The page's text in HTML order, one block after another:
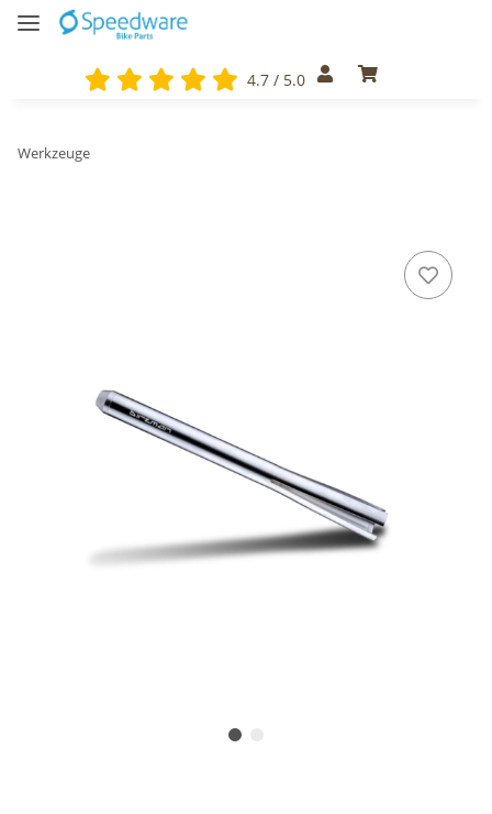
4.7 / 5.0
Werkzeuge